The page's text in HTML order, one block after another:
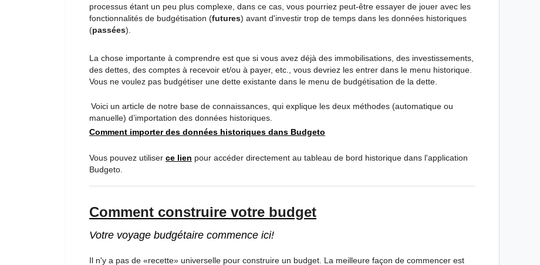
processus étant un peu plus complexe, dans ce cas, vous pourriez peut-être essayer de jouer avec les
fonctionnalités de budgétisation (futures) avant d'investir trop de temps dans les données historiques
(passées).
La chose importante à comprendre est que si vous avez déjà des immobilisations, des investissements,
des dettes, des comptes à recevoir et/ou à payer, etc., vous devriez les entrer dans le menu historique.
Vous ne voulez pas budgétiser une dette existante dans le menu de budgétisation de la dette.
Voici un article de notre base de connaissances, qui explique les deux méthodes (automatique ou
manuelle) d’importation des données historiques.
Comment importer des données historiques dans Budgeto
Vous pouvez utiliser ce lien pour accéder directement au tableau de bord historique dans l'application
Budgeto.
Comment construire votre budget
Votre voyage budgétaire commence ici!
Il n'y a pas de «recette» universelle pour construire un budget. La meilleure façon de commencer est